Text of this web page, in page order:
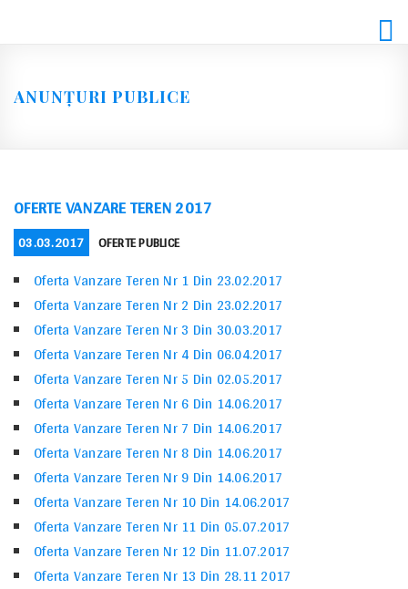
ANUNȚURI PUBLICE
OFERTE VANZARE TEREN 2017
POSTED
ON
03.03.2017 CATEGORIES
OFERTE PUBLICE
Oferta Vanzare Teren Nr 1 Din 23.02.2017
Oferta Vanzare Teren Nr 2 Din 23.02.2017
Oferta Vanzare Teren Nr 3 Din 30.03.2017
Oferta Vanzare Teren Nr 4 Din 06.04.2017
Oferta Vanzare Teren Nr 5 Din 02.05.2017
Oferta Vanzare Teren Nr 6 Din 14.06.2017
Oferta Vanzare Teren Nr 7 Din 14.06.2017
Oferta Vanzare Teren Nr 8 Din 14.06.2017
Oferta Vanzare Teren Nr 9 Din 14.06.2017
Oferta Vanzare Teren Nr 10 Din 14.06.2017
Oferta Vanzare Teren Nr 11 Din 05.07.2017
Oferta Vanzare Teren Nr 12 Din 11.07.2017
Oferta Vanzare Teren Nr 13 Din 28.11 2017